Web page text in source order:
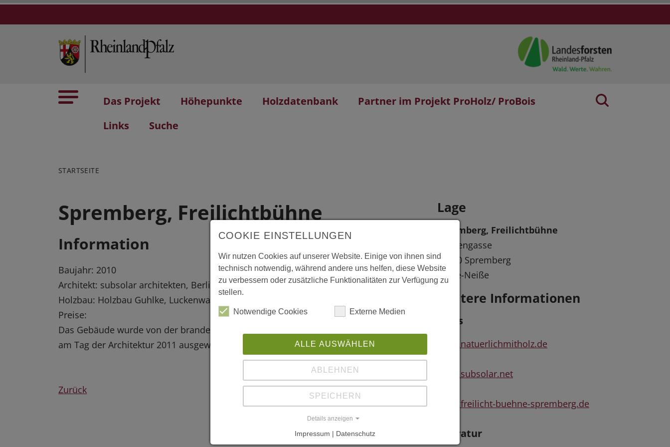
Das Projekt Höhepunkte Holzdatenbank
Partner im Projekt ProHolz/ ProBois
Links
Suche
STARTSEITE
Spremberg, Freilichtbühne
Information
Baujahr: 2010
Architekt: subsolar architekten, Berlin
Holzbau: Holzbau Guhlke, Luckenwalde
Preise:
Das Gebäude wurde von der brandenburgischen Architektenkammer zur Präsentation
am Tag der Architektur 2011 ausgewählt
Zurück
Lage
Spremberg, Freilichtbühne
Wiesengasse
03130 Spremberg
Spree-Neiße
Weitere Informationen
Links
www.natuerlichmitholz.de
www.subsolar.net
www.freilicht-buehne-spremberg.de
Literatur
COOKIE EINSTELLUNGEN
Wir nutzen Cookies auf unserer Website. Einige von ihnen sind
technisch notwendig, während andere uns helfen, diese Website
zu verbessern oder zusätzliche Funktionalitäten zur Verfügung zu
stellen.
Notwendige Cookies Externe Medien
ALLE AUSWÄHLEN
ABLEHNEN
SPEICHERN
Details anzeigen
Impressum | Datenschutz